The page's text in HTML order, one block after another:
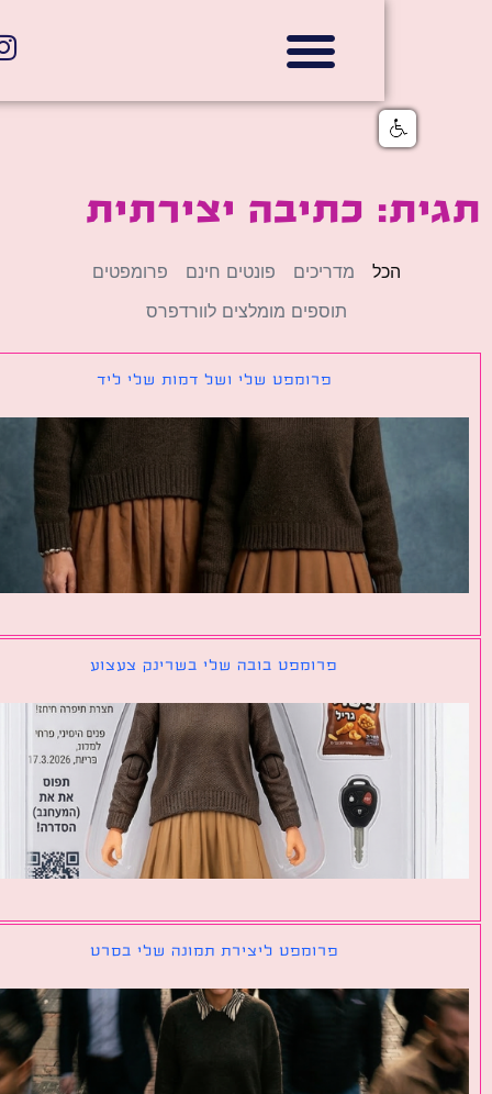
כתיבה יצירתית
מדריכים פונטים חינם
פרומפטים
תוספים מומלצים לוורדפרס
פרומפט שלי ושל דמות שלי ליד
פרומפט בובה שלי בשרינק צעצוע
פרומפט ליצירת תמונה שלי בסרט